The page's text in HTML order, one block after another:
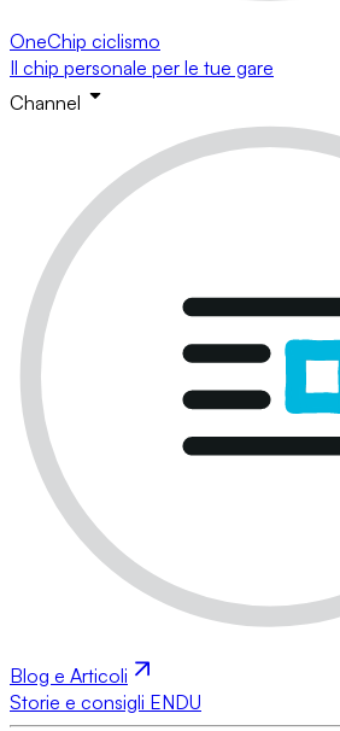
OneChip ciclismo
Il chip personale per le tue gare
Channel
Blog e Articoli
Storie e consigli ENDU